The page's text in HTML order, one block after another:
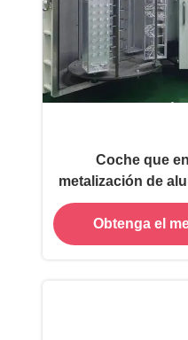
Coche que
metalización de
de los reflectores
aluminio de la luz
capa de la
Obtenga el